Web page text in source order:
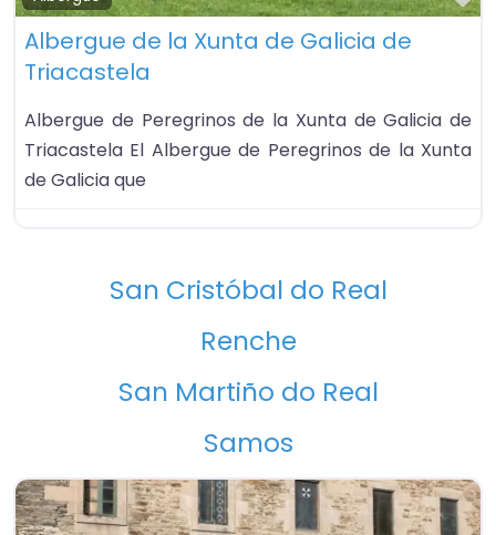
Albergue de la Xunta de Galicia de
Triacastela
Albergue de Peregrinos de la Xunta de Galicia de
Triacastela El Albergue de Peregrinos de la Xunta
de Galicia que
San Cristóbal do Real
Renche
San Martiño do Real
Samos